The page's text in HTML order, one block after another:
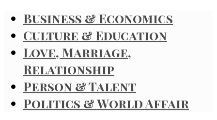
Business & Economics
Culture & Education
Love, Marriage,
Relationship
Person & Talent
Politics & World Affair